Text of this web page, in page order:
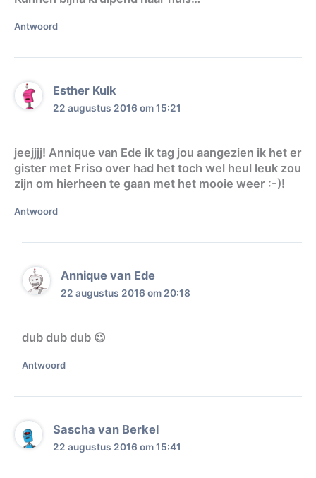
Antwoord
Esther Kulk
22 augustus 2016 om 15:21
jeejjjj! Annique van Ede ik tag jou aangezien ik het er
gister met Friso over had het toch wel heul leuk zou
zijn om hierheen te gaan met het mooie weer :-)!
Antwoord
Annique van Ede
22 augustus 2016 om 20:18
dub dub dub 😉
Antwoord
Sascha van Berkel
22 augustus 2016 om 15:41